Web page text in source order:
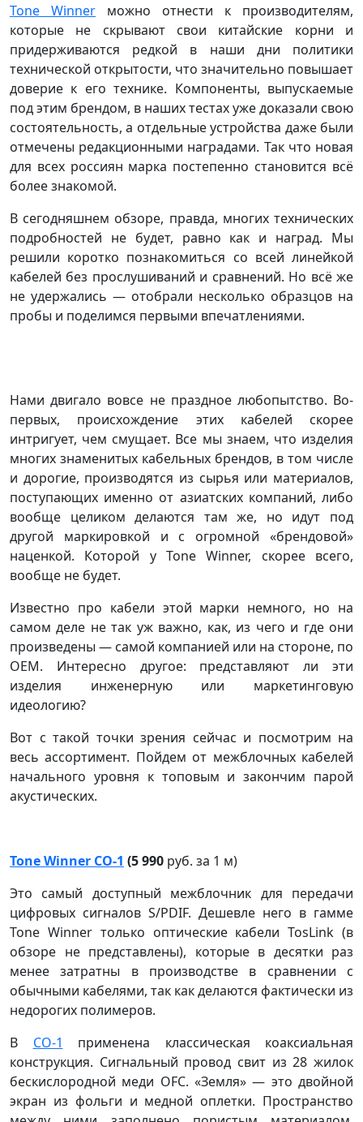
Tone Winner можно отнести к производителям,
которые не скрывают свои китайские корни и
придерживаются редкой в наши дни политики
технической открытости, что значительно повышает
доверие к его технике. Компоненты, выпускаемые
под этим брендом, в наших тестах уже доказали свою
состоятельность, а отдельные устройства даже были
отмечены редакционными наградами. Так что новая
для всех россиян марка постепенно становится всё
более знакомой.
В сегодняшнем обзоре, правда, многих технических
подробностей не будет, равно как и наград. Мы
решили коротко познакомиться со всей линейкой
кабелей без прослушиваний и сравнений. Но всё же
не удержались — отобрали несколько образцов на
пробы и поделимся первыми впечатлениями.
Нами двигало вовсе не праздное любопытство. Во-
первых, происхождение этих кабелей скорее
интригует, чем смущает. Все мы знаем, что изделия
многих знаменитых кабельных брендов, в том числе
и дорогие, производятся из сырья или материалов,
поступающих именно от азиатских компаний, либо
вообще целиком делаются там же, но идут под
другой маркировкой и с огромной «брендовой»
наценкой. Которой у Tone Winner, скорее всего,
вообще не будет.
Известно про кабели этой марки немного, но на
самом деле не так уж важно, как, из чего и где они
произведены — самой компанией или на стороне, по
OEM. Интересно другое: представляют ли эти
изделия инженерную или маркетинговую
идеологию?
Вот с такой точки зрения сейчас и посмотрим на
весь ассортимент. Пойдем от межблочных кабелей
начального уровня к топовым и закончим парой
акустических.
Tone Winner CO-1 (5 990 руб. за 1 м)
Это самый доступный межблочник для передачи
цифровых сигналов S/PDIF. Дешевле него в гамме
Tone Winner только оптические кабели TosLink (в
обзоре не представлены), которые в десятки раз
менее затратны в производстве в сравнении с
обычными кабелями, так как делаются фактически из
недорогих полимеров.
В CO-1
применена классическая коаксиальная
конструкция. Сигнальный провод свит из 28 жилок
бескислородной меди OFC. «Земля» — это двойной
экран из фольги и медной оплетки. Пространство